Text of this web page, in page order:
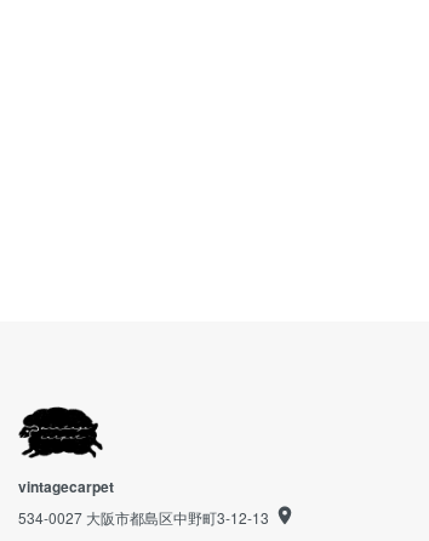
vintagecarpet
534-0027 大阪市都島区中野町3-12-13